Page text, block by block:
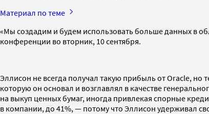
Материал по теме
«Мы создадим и будем использовать больше данных в
конференции во вторник, 10 сентября.
Эллисон не всегда получал такую прибыль от Oracle, но
которую он основал и возглавлял в качестве
на выкуп ценных бумаг, иногда привлекая спорные
в компании, до 41%, — потому что Эллисон удерживал